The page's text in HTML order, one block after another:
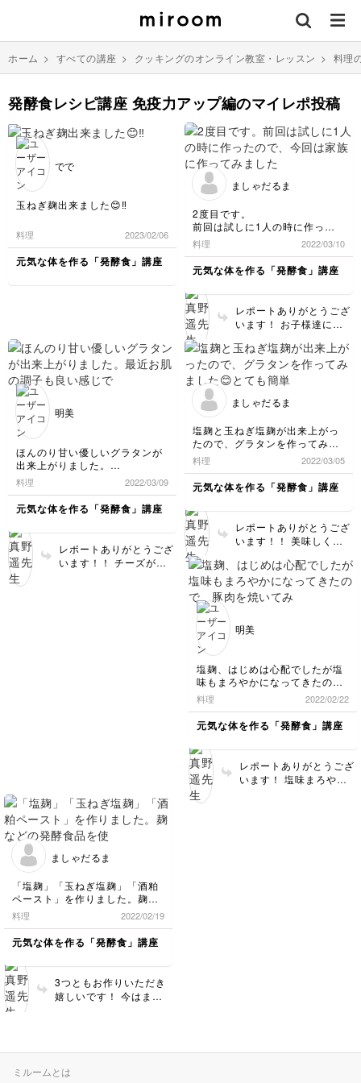
ホーム > すべての講座 > クッキングのオンライン教室・レッスン > 料理
発酵食レシピ講座 免疫力アップ編のマイレポ投稿
でで
玉ねぎ麹出来ました😊‼️
料理 2023/02/06
元気な体を作る「発酵食」講座
ましゃだるま
2度目です。
前回は試しに1人の時に作った
ので、今回は家族に作ってみま
した😊子供達も「おいしい」と
あっという間に食べてしまいま
した😅家族分作ったら酒粕ペー
😭
トーストに乗せて食べても🙆‍♀️で
した😊
料理 2022/03/10
元気な体を作る「発酵食」講座
レポートありがとうござ
います！ お子様達にも
嬉しいです☺️✨ 酒粕ペー
スト、次回は倍量で作ら
れると良いかもしれませ
んがり感とよく合いそう
明美
ほんのり甘い優しいグラタンが
出来上がりました。
最近お肌の調子も良い感じでー
す！^_^
料理 2022/03/09
元気な体を作る「発酵食」講座
レポートありがとうござ
います！！ チーズがこ
ましゃだるま
塩麹と玉ねぎ塩麹が出来上がっ
たので、グラタンを作ってみま
した😊とても簡単にできてびっ
くり😳です。これなら何回でも
作れそうです✌️具材もたっぷり
入っているので食べ応えのある
とのないグラタンに仕上がりま
した✌️美味しかったです💕
今日はフランスパンを添えて、
お洒落な夕食にしてみました😝
料理 2022/03/05
元気な体を作る「発酵食」講座
レポートありがとうござ
います！！ 美味しく作
す☺️フランスパン合いそ
うですね〜🥖✨
明美
塩麹、はじめは心配でしたが塩
味もまろやかになってきたの
で、豚肉を焼いてみました。
こんなに簡単に出来て凄く利用
出来てうれしいです！
料理 2022/02/22
元気な体を作る「発酵食」講座
レポートありがとうござ
います！ 塩味まろやか
ましゃだるま
「塩麹」「玉ねぎ塩麹」「酒粕
ペースト」を作りました。麹な
どの発酵食品を使うのも、作る
のも初めてです。塩麹達が発酵
したら「グラタン」を作りたい
と思います。
える日を待ちます。
楽しみです。
料理 2022/02/19
元気な体を作る「発酵食」講座
3つともお作りいただき
嬉しいです！ 今はまだ
す。香りを嗅いだり、味
のタイミングを探ってみ
ミルームとは